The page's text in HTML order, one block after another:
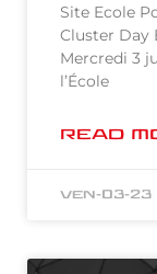
Site Ecole
Cluster Day
Mercredi 3
l’École
READ
ven-03-23